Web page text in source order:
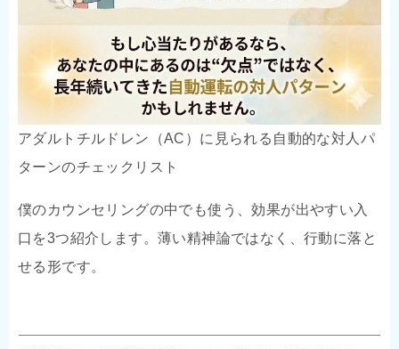
アダルトチルドレン（AC）に見られる自動的な対人パ
ターンのチェックリスト
僕のカウンセリングの中でも使う、効果が出やすい入
口を3つ紹介します。薄い精神論ではなく、行動に落と
せる形です。